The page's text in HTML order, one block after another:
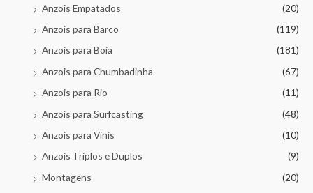
Anzois Empatados
(20)
Anzois para Barco
(119)
Anzois para Boia
(181)
Anzois para Chumbadinha
(67)
Anzois para Rio
(11)
Anzois para Surfcasting
(48)
Anzois para Vinis
(10)
Anzois Triplos e Duplos
(9)
Montagens
(20)